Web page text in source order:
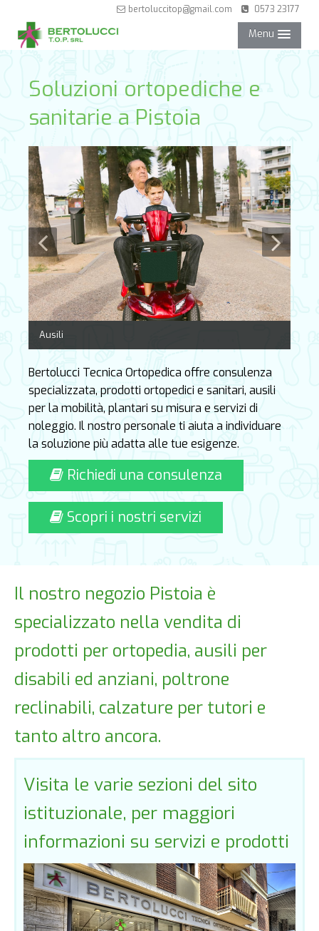
bertoluccitop@gmail.com 0573 23177
Menu
SERVIZI
PARTNER
CONTATTI
Soluzioni ortopediche e
sanitarie a Pistoia
Ausili
Bertolucci Tecnica Ortopedica offre consulenza
specializzata, prodotti ortopedici e sanitari, ausili
per la mobilità, plantari su misura e servizi di
noleggio. Il nostro personale ti aiuta a individuare
la soluzione più adatta alle tue esigenze.
Richiedi una consulenza
Scopri i nostri servizi
Il nostro negozio Pistoia è
specializzato nella vendita di
prodotti per ortopedia, ausili per
disabili ed anziani, poltrone
reclinabili, calzature per tutori e
tanto altro ancora.
Visita le varie sezioni del sito
istituzionale, per maggiori
informazioni su servizi e prodotti